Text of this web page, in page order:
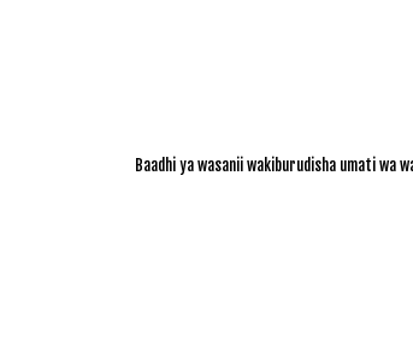
Baadhi ya wasanii wakiburudisha umati wa